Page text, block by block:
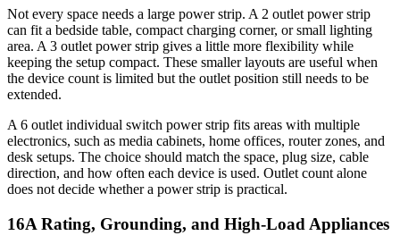
Not every space needs a large power strip. A 2 outlet power strip
can fit a bedside table, compact charging corner, or small lighting
area. A 3 outlet power strip gives a little more flexibility while
keeping the setup compact. These smaller layouts are useful when
the device count is limited but the outlet position still needs to be
extended.
A 6 outlet individual switch power strip fits areas with multiple
electronics, such as media cabinets, home offices, router zones, and
desk setups. The choice should match the space, plug size, cable
direction, and how often each device is used. Outlet count alone
does not decide whether a power strip is practical.
16A Rating, Grounding, and High-Load Appliances